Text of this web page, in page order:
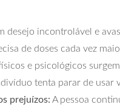
desejo incontrolável e
de doses cada vez
e psicológicos
tenta parar de usar
prejuízos: A pessoa